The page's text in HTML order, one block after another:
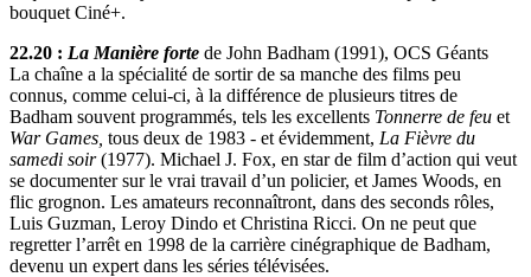
bouquet Ciné+.
22.20 : La Manière forte de John Badham (1991), OCS Géants
La chaîne a la spécialité de sortir de sa manche des films peu
connus, comme celui-ci, à la différence de plusieurs titres de
Badham souvent programmés, tels les excellents Tonnerre de feu et
War Games, tous deux de 1983 - et évidemment, La Fièvre du
samedi soir(1977). Michael J. Fox, en star de film d’action qui veut
se documenter sur le vrai travail d’un policier, et James Woods, en
flic grognon. Les amateurs reconnaîtront, dans des seconds rôles,
Luis Guzman, Leroy Dindo et Christina Ricci. On ne peut que
regretter l’arrêt en 1998 de la carrière cinégraphique de Badham,
devenu un expert dans les séries télévisées.